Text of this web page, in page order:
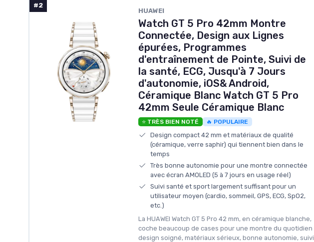
#2
HUAWEI
Watch GT 5 Pro 42mm Montre
Connectée, Design aux Lignes
épurées, Programmes
d'entraînement de Pointe, Suivi de
la santé, ECG, Jusqu'à 7 Jours
d'autonomie, iOS& Android,
Céramique Blanc Watch GT 5 Pro
42mm Seule Céramique Blanc
⭐ TRÈS BIEN NOTÉ 🔥 POPULAIRE
Design compact 42 mm et matériaux de qualité
(céramique, verre saphir) qui tiennent bien dans le
temps
Très bonne autonomie pour une montre connectée
avec écran AMOLED (5 à 7 jours en usage réel)
Suivi santé et sport largement suffisant pour un
utilisateur moyen (cardio, sommeil, GPS, ECG, SpO2,
etc.)
La HUAWEI Watch GT 5 Pro 42 mm, en céramique blanche,
coche beaucoup de cases pour une montre du quotidien
design soigné, matériaux sérieux, bonne autonomie, suivi